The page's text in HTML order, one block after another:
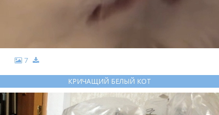
7
КРИЧАЩИЙ БЕЛЫЙ КОТ